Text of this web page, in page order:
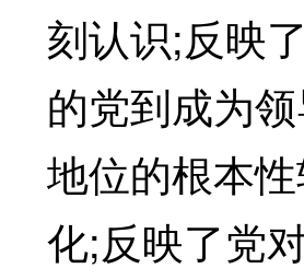
刻认识;反映
的党到成为
地位的根本
化;反映了党